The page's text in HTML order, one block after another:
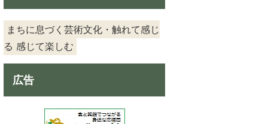
まちに息づく芸術文化・触れて感じ
る 感じて楽しむ
広告